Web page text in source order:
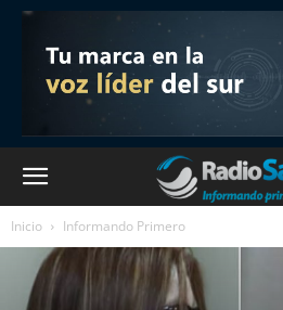
Inicio Informando Primero